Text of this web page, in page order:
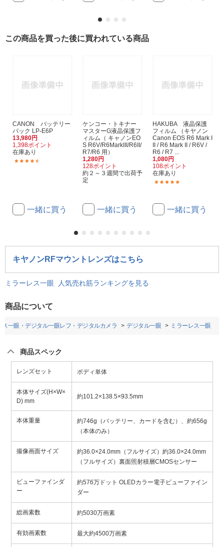
この商品を買った後に買われている商品
CANON バッテリー
パック LP-E6P
13,980円
1,398ポイント
在庫あり
一緒に買う
ケンコー・トキナー
マスターG液晶保護フ
ィルム（ キャノンEO
S R6V/R6MarkIII/R6II/
R7/R6 用）
1,280円
128ポイント
約２～３週間で出荷予
定
一緒に買う
HAKUBA 液晶保護
フィルム （キヤノン
Canon EOS R6 Mark I
II / R6 Mark II / R6V /
R6 / R7 ...
1,080円
108ポイント
在庫あり
一緒に買う
キヤノンRFマウントレンズはこちら
ミラーレス一眼 人気売れ筋ランキングを見る
商品について
ス一眼・デジタル一眼レフ・デジタルカメラ デジタル一眼 ミラーレス一眼
商品スペック
レンズセット ボディ単体
本体サイズ(H×W×
D) mm
約101.2×138.5×93.5mm
本体重量
約746g（バッテリー、カードを含む）、約656g
（本体のみ）
撮像画面サイズ
約36.0×24.0mm（フルサイズ）約36.0×24.0mm
（フルサイズ）裏面照射積層CMOSセンサー
ビューファインダ
ー
約576万ドット OLEDカラー電子ビューファイン
ダー
総画素数 約5030万画素
有効画素数 最大約4500万画素